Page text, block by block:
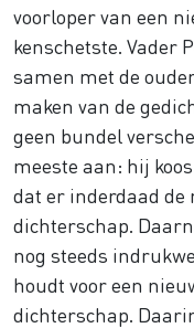
voorloper van een
kenschetste. Vader
samen met de
maken van de
geen bundel
meeste aan: hij
dat er inderdaad
dichterschap.
nog steeds
houdt voor een
dichterschap.